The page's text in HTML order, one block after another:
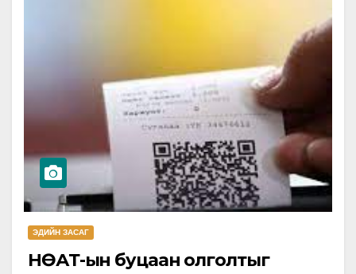
ЭДИЙН ЗАСАГ
НӨАТ-ын буцаан олголтыг